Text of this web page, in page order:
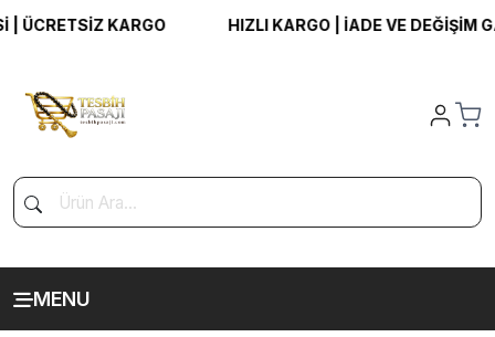
KARGO HIZLI KARGO | İADE VE DEĞİŞİM
MENU